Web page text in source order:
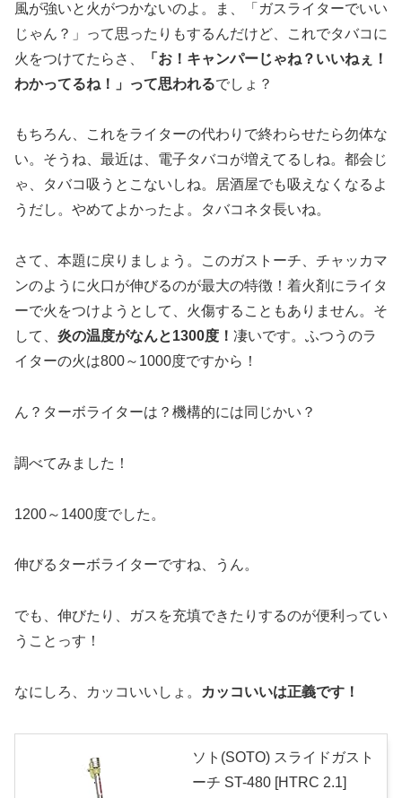
風が強いと火がつかないのよ。ま、
「ガスライターでいい
じゃん？」って思ったりもする んだけど、これでタバコに
火をつけてたらさ、
「お！キャンパーじゃね？いいねぇ！
わかってるね！」って思われるでしょ？
もちろん、これをライターの代わりで終わらせたら勿体な
い。そうね、最近は、電子タバコが増えてるしね。都会じ
ゃ、タバコ吸うとこないしね。居酒屋でも吸えなくなるよ
うだし。やめてよかったよ。タバコネタ長いね。
さて、本題に戻りましょう。このガストーチ、チャッカマ
ンのように火口が伸びるのが最大の特徴 ！着火剤にライタ
ーで火をつけようとして、火傷することもありません。そ
して、 炎の温度がなんと1300度！ 凄いです。ふつうのラ
イターの火は800～1000度ですから！
ん？ターボライターは？機構的には同じかい？
調べてみました！
1200～1400度でした。
伸びるターボライターですね、うん。
でも、伸びたり、ガスを充填できたりするのが便利ってい
うことっす！
なにしろ、カッコいいしょ。 カッコいいは正義です！
ソト(SOTO) スライドガスト
ーチ ST-480 [HTRC 2.1]